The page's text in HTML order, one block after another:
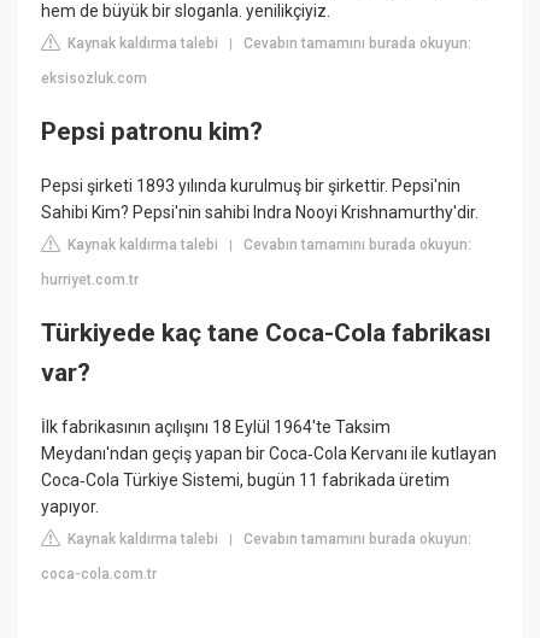
hem de büyük bir sloganla. yenilikçiyiz.
Kaynak kaldırma talebi |Cevabın tamamını burada okuyun:
eksisozluk.com
Pepsi patronu kim?
Pepsi şirketi 1893 yılında kurulmuş bir şirkettir. Pepsi'nin
Sahibi Kim? Pepsi'nin sahibi Indra Nooyi Krishnamurthy'dir.
Kaynak kaldırma talebi |Cevabın tamamını burada okuyun:
hurriyet.com.tr
Türkiyede kaç tane Coca-Cola fabrikası
var?
İlk fabrikasının açılışını 18 Eylül 1964'te Taksim
Meydanı'ndan geçiş yapan bir Coca‑Cola Kervanı ile kutlayan
Coca‑Cola Türkiye Sistemi, bugün 11 fabrikada üretim
yapıyor.
Kaynak kaldırma talebi |Cevabın tamamını burada okuyun:
coca-cola.com.tr